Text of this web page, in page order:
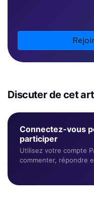
Discuter de cet
Connectez-vous
participer
Utilisez votre compte
commenter, répondre